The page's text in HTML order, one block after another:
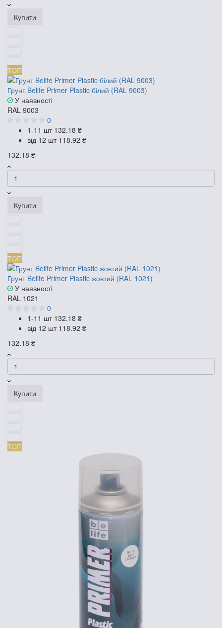
Купити
ТОП
Грунт Belife Primer Plastic білий (RAL 9003)
У наявності
RAL 9003
0
1-11 шт 132.18 ₴
від 12 шт 118.92 ₴
132.18 ₴
Купити
ТОП
Грунт Belife Primer Plastic жовтий (RAL 1021)
У наявності
RAL 1021
0
1-11 шт 132.18 ₴
від 12 шт 118.92 ₴
132.18 ₴
Купити
ТОП